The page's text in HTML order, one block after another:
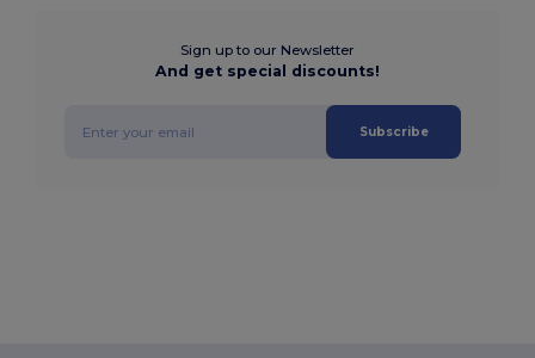
Sign up to our Newsletter
And get special discounts!
Subscribe